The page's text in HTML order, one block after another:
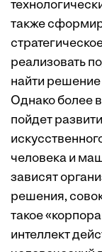
также
реализовать
найти решение
Однако более
пойдет
человека и
зависят
решения,
такое
интеллект